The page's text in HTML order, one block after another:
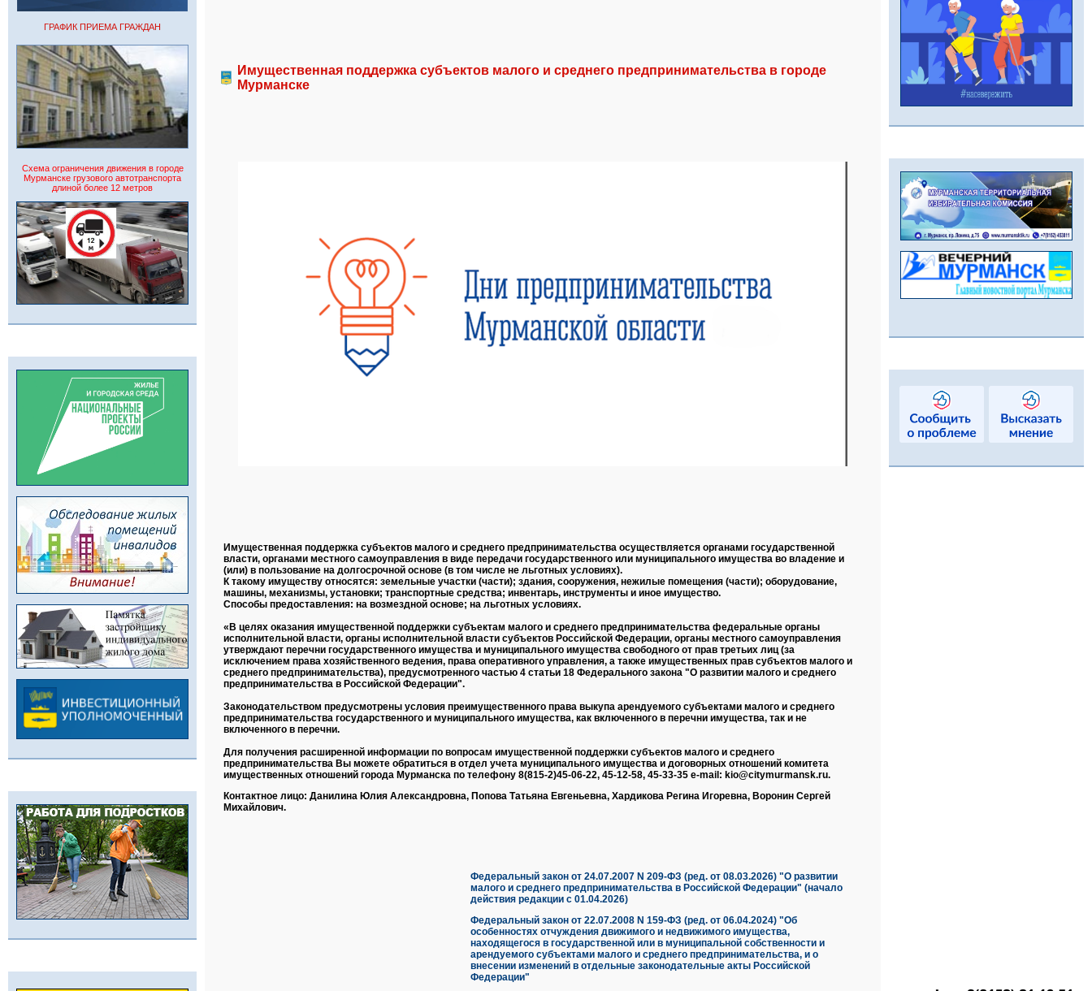
ГРАФИК ПРИЕМА ГРАЖДАН
Схема ограничения движения в городе
Мурманске грузового автотранспорта
длиной более 12 метров
Имущественная поддержка субъектов малого и среднего предпринимательства в городе
Мурманске
Имущественная поддержка субъектов малого и среднего предпринимательства осуществляется органами государственной
власти, органами местного самоуправления в виде передачи государственного или муниципального имущества во владение и
(или) в пользование на долгосрочной основе (в том числе не льготных условиях).
К такому имуществу относятся: земельные участки (части); здания, сооружения, нежилые помещения (части); оборудование,
машины, механизмы, установки; транспортные средства; инвентарь, инструменты и иное имущество.
Способы предоставления: на возмездной основе; на льготных условиях.
«В целях оказания имущественной поддержки субъектам малого и среднего предпринимательства федеральные органы
исполнительной власти, органы исполнительной власти субъектов Российской Федерации, органы местного самоуправления
утверждают перечни государственного имущества и муниципального имущества свободного от прав третьих лиц (за
исключением права хозяйственного ведения, права оперативного управления, а также имущественных прав субъектов малого и
среднего предпринимательства), предусмотренного частью 4 статьи 18 Федерального закона "О развитии малого и среднего
предпринимательства в Российской Федерации".
Законодательством предусмотрены условия преимущественного права выкупа арендуемого субъектами малого и среднего
предпринимательства государственного и муниципального имущества, как включенного в перечни имущества, так и не
включенного в перечни.
Для получения расширенной информации по вопросам имущественной поддержки субъектов малого и среднего
предпринимательства Вы можете обратиться в отдел учета муниципального имущества и договорных отношений комитета
имущественных отношений города Мурманска по телефону 8(815-2)45-06-22, 45-12-58, 45-33-35 e-mail: kio@citymurmansk.ru.
Контактное лицо: Данилина Юлия Александровна, Попова Татьяна Евгеньевна, Хардикова Регина Игоревна, Воронин Сергей
Михайлович.
Федеральный закон от 24.07.2007 N 209-ФЗ (ред. от 08.03.2026) "О развитии
малого и среднего предпринимательства в Российской Федерации" (начало
действия редакции с 01.04.2026)
Федеральный закон от 22.07.2008 N 159-ФЗ (ред. от 06.04.2024) "Об
особенностях отчуждения движимого и недвижимого имущества,
находящегося в государственной или в муниципальной собственности и
арендуемого субъектами малого и среднего предпринимательства, и о
внесении изменений в отдельные законодательные акты Российской
Федерации"